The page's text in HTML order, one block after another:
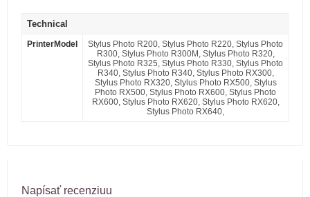
Technical
PrinterModel
Stylus Photo R200, Stylus Photo R220, Stylus Photo
R300, Stylus Photo R300M, Stylus Photo R320,
Stylus Photo R325, Stylus Photo R330, Stylus Photo
R340, Stylus Photo R340, Stylus Photo RX300,
Stylus Photo RX320, Stylus Photo RX500, Stylus
Photo RX500, Stylus Photo RX600, Stylus Photo
RX600, Stylus Photo RX620, Stylus Photo RX620,
Stylus Photo RX640,
Napísať recenziuu